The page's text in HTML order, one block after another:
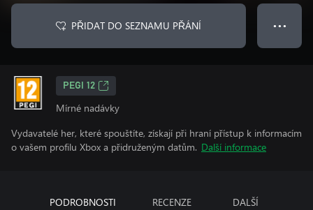
PŘIDAT DO SEZNAMU PŘÁNÍ ● ● ●
PEGI 12
Mírné nadávky
Vydavatelé her, které spouštíte, získají při hraní přístup k informacím
o vašem profilu Xbox a přidruženým datům. Další informace
PODROBNOSTI RECENZE DALŠÍ